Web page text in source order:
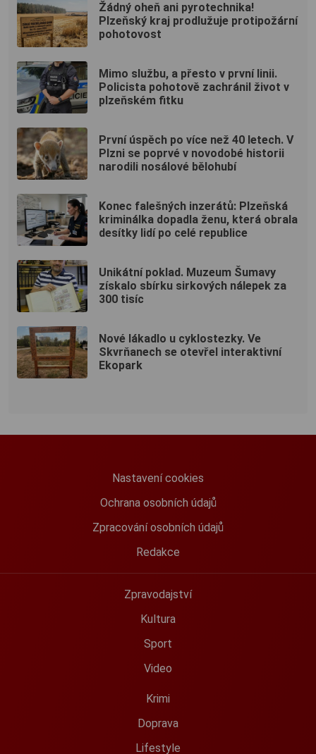
Žádný oheň ani pyrotechnika!
Plzeňský kraj prodlužuje protipožární
pohotovost
Mimo službu, a přesto v první linii.
Policista pohotově zachránil život v
plzeňském fitku
První úspěch po více než 40 letech. V
Plzni se poprvé v novodobé historii
narodili nosálové bělohubí
Konec falešných inzerátů: Plzeňská
kriminálka dopadla ženu, která obrala
desítky lidí po celé republice
Unikátní poklad. Muzeum Šumavy
získalo sbírku sirkových nálepek za
300 tisíc
Nové lákadlo u cyklostezky. Ve
Skvrňanech se otevřel interaktivní
Ekopark
Nastavení cookies
Ochrana osobních údajů
Zpracování osobních údajů
Redakce
Zpravodajství
Kultura
Sport
Video
Krimi
Doprava
Lifestyle